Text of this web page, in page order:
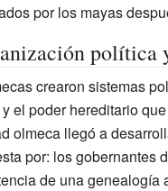
por los mayas
política
crearon sistemas
el poder hereditario
olmeca llegó a
por: los gobernantes
de una